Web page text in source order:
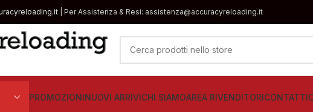
| Per Assistenza & Resi: assistenza@accuracyreloading.it
PROMOZIONINUOVI ARRIVICHI SIAMOAREA RIVENDITORICONTATTI